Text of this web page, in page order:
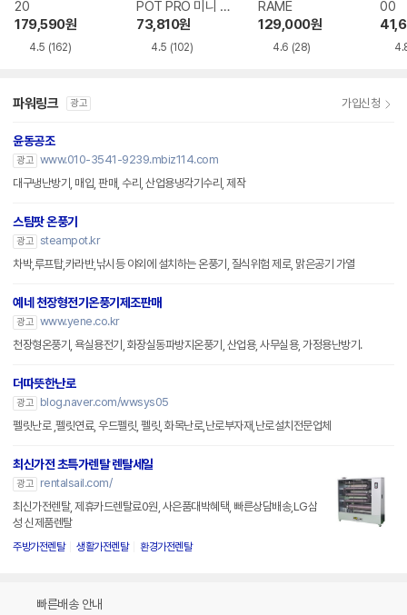
20
179,590원
4.5 (162)
POT PRO 미니 온
풍기
73,810원
4.5 (102)
RAME
129,000원
4.6 (28)
00
파워링크 광고 가입신청
윤동공조
광고 www.010-3541-9239.mbiz114.com
대구냉난방기, 매입, 판매, 수리, 산업용냉각기수리, 제작
스팀팟 온풍기
광고 steampot.kr
차박,루프탑,카라반,낚시등 야외에 설치하는 온풍기, 질식위험 제로, 맑은공기 가열
예네 천장형전기온풍기제조판매
광고 www.yene.co.kr
천장형온풍기, 욕실용전기, 화장실동파방지온풍기, 산업용, 사무실용, 가정용난방기.
더따뜻한난로
광고
blog.naver.com/wwsys05
펠릿난로 ,펠릿연료, 우드펠릿, 펠릿, 화목난로,난로부자재,난로설치전문업체
최신가전 초특가렌탈 렌탈세일
광고
rentalsail.com/
최신가전렌탈, 제휴카드렌탈료0원, 사은품대박혜택, 빠른상담배송,LG삼
성 신제품렌탈
주방가전렌탈 생활가전렌탈 환경가전렌탈
빠른배송 안내